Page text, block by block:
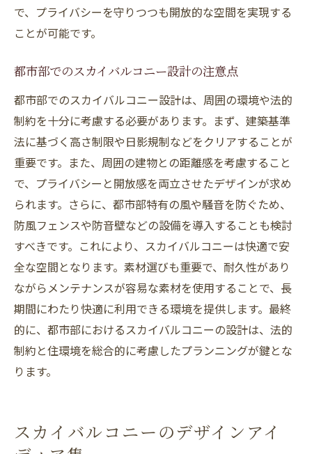
で、プライバシーを守りつつも開放的な空間を実現する
ことが可能です。
都市部でのスカイバルコニー設計の注意点
都市部でのスカイバルコニー設計は、周囲の環境や法的
制約を十分に考慮する必要があります。まず、建築基準
法に基づく高さ制限や日影規制などをクリアすることが
重要です。また、周囲の建物との距離感を考慮すること
で、プライバシーと開放感を両立させたデザインが求め
られます。さらに、都市部特有の風や騒音を防ぐため、
防風フェンスや防音壁などの設備を導入することも検討
すべきです。これにより、スカイバルコニーは快適で安
全な空間となります。素材選びも重要で、耐久性があり
ながらメンテナンスが容易な素材を使用することで、長
期間にわたり快適に利用できる環境を提供します。最終
的に、都市部におけるスカイバルコニーの設計は、法的
制約と住環境を総合的に考慮したプランニングが鍵とな
ります。
スカイバルコニーのデザインアイ